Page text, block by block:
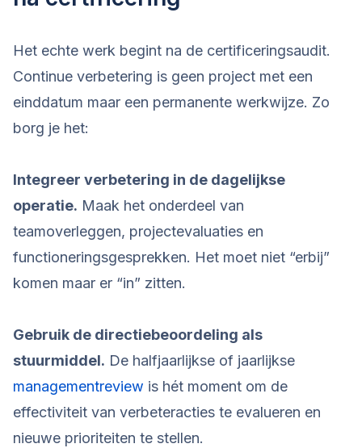
Het echte werk begint na de certificeringsaudit.
Continue verbetering is geen project met een
einddatum maar een permanente werkwijze. Zo
borg je het:
Integreer verbetering in de dagelijkse
operatie. Maak het onderdeel van
teamoverleggen, projectevaluaties en
functioneringsgesprekken. Het moet niet “erbij”
komen maar er “in” zitten.
Gebruik de directiebeoordeling als
stuurmiddel. De halfjaarlijkse of jaarlijkse
managementreview is hét moment om de
effectiviteit van verbeteracties te evalueren en
nieuwe prioriteiten te stellen.